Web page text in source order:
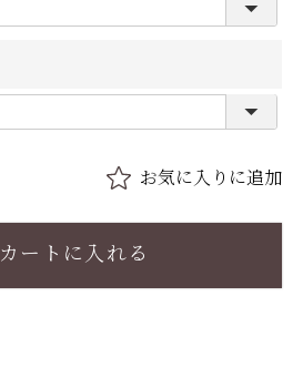
カートに入れる